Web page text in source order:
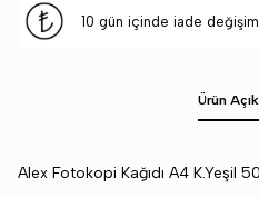
10 gün içinde iade değişim
Ürün
Alex Fotokopi Kağıdı A4 K.Yeşil